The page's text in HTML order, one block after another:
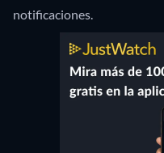
notificaciones.